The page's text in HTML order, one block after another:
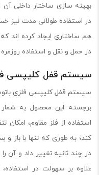
بهینه سازی ساختار داخلی
در استفاده طولانی مدت نیز
هم ساختاری ایجاد کرده اند
در حمل و نقل و استفاده
سیستم قفل کلیپسی
برجسته این محصول به
استفاده از فلز مقاوم،
کند؛ به طوری که تنها با باز و
در چند ثانیه تغییر داد و آن
علاوه بر سهولت در